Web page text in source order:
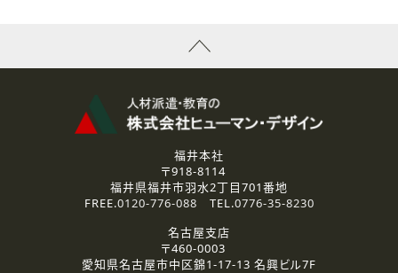
資料送付、受講相談に関するご連絡のために利用いたしま
その他、お問い合わせの内容に回答するために利用いたし
なお、ご連絡手段は、電話・Ｅメールのいずれかの方法とい
2.個人情報の第三者提供
ご提供いただいた個人情報は、法令等の規定に従う場合を除き、
3.個人情報の取り扱いの委託
弊社の定める個人情報保護の評価基準を満たした委託先に、個
福井本社
〒918-8114
福井県福井市羽水2丁目701番地
FREE.0120-776-088 TEL.0776-35-8230
名古屋支店
〒460-0003
愛知県名古屋市中区錦1-17-13 名興ビル7F